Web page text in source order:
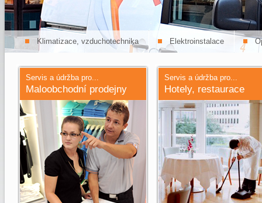
Klimatizace, vzduchotechnika Elektroinstalace
Servis a údržba pro...
Maloobchodní prodejny
Servis a údržba pro...
Hotely, restaurace